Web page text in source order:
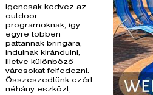
igencsak kedvez az
outdoor
programoknak, így
egyre többen
pattannak bringára,
indulnak kirándulni,
illetve különböző
városokat felfedezni.
Összeszedtünk ezért
néhány eszközt,